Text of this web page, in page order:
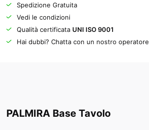
Spedizione Gratuita
Vedi le condizioni
Qualità certificata UNI ISO 9001
Hai dubbi? Chatta con un nostro operatore
PALMIRA Base Tavolo